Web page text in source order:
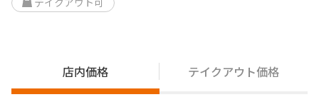
店内価格 テイクアウト価格